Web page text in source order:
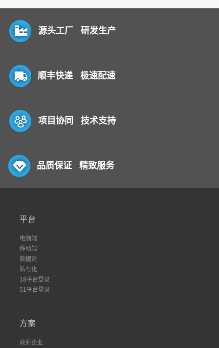
源头工厂 研发生产
顺丰快递 极速配速
项目协同 技术支持
品质保证 精致服务
平台
电脑端
移动端
数据流
私有化
18平台登录
51平台登录
方案
政府企业